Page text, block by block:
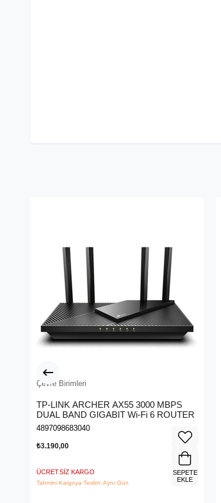
Çevre Birimleri
TP-LINK ARCHER AX55 3000 MBPS
DUAL BAND GIGABIT Wi-Fi 6 ROUTER
4897098683040
₺3.190,00
ÜCRETSIZ KARGO
Tahmini Kargoya Teslim: Aynı Gün
SEPETE
EKLE